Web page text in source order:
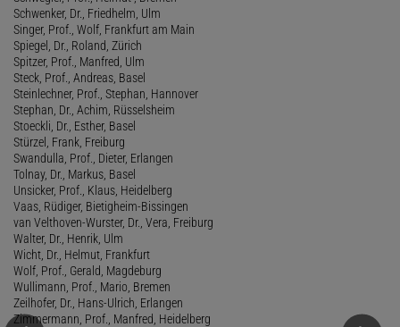
Schwenker, Dr., Friedhelm, Ulm
Singer, Prof., Wolf, Frankfurt am Main
Spiegel, Dr., Roland, Zürich
Spitzer, Prof., Manfred, Ulm
Steck, Prof., Andreas, Basel
Steinlechner, Prof., Stephan, Hannover
Stephan, Dr., Achim, Rüsselsheim
Stoeckli, Dr., Esther, Basel
Stürzel, Frank, Freiburg
Swandulla, Prof., Dieter, Erlangen
Tolnay, Dr., Markus, Basel
Unsicker, Prof., Klaus, Heidelberg
Vaas, Rüdiger, Bietigheim-Bissingen
van Velthoven-Wurster, Dr., Vera, Freiburg
Walter, Dr., Henrik, Ulm
Wicht, Dr., Helmut, Frankfurt
Wolf, Prof., Gerald, Magdeburg
Wullimann, Prof., Mario, Bremen
Zeilhofer, Dr., Hans-Ulrich, Erlangen
Zimmermann, Prof., Manfred, Heidelberg